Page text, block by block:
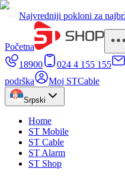
Najvredniji pokloni za
Početna
18900
024 4 155 155
podrška
Moj STCable
Srpski
Home
ST Mobile
ST Cable
ST Alarm
ST Shop